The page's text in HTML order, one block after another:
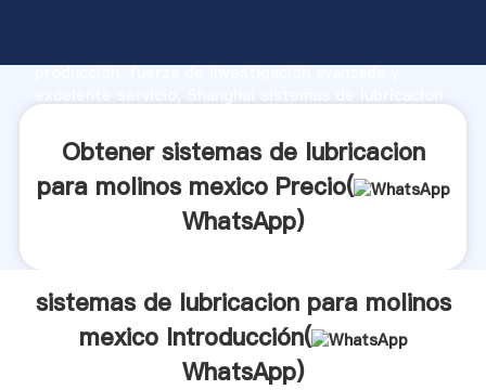
producción, fuerza de investigación avanzada y
valores a todos los clientes.
Obtener sistemas de lubricacion
para molinos mexico Precio(
WhatsApp)
sistemas de lubricacion para molinos
mexico Introducción(
WhatsApp)